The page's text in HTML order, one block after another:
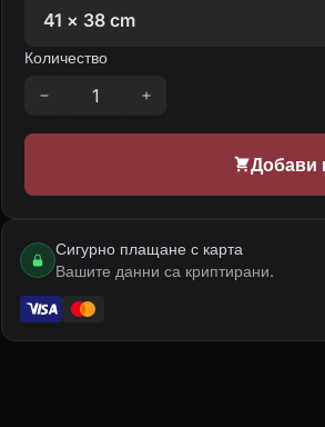
Количество
Добави
Сигурно плащане с карта
Вашите данни са криптирани.